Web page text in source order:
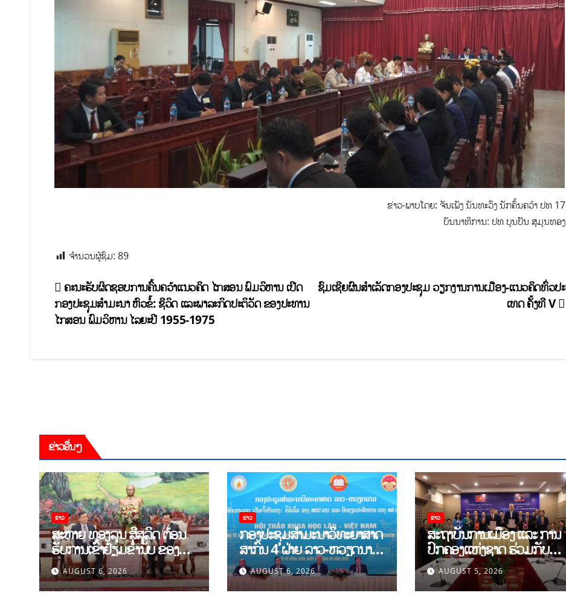
ຂ່າວ-ພາບໂດຍ: ຈັນເພັງ ນັນທະວົງ ນັກຄົ້ນຄວ້າ ປທ 17
ບັນນາທິການ: ປທ ບຸນປັນ ສຸມຸນທອງ
ຈຳນວນຜູ້ຊົມ: 89
ຊົມເຊີຍຜົນສຳເລັດກອງປະຊຸມ ວຽກ​ງານ​ການ​ເມືອງ​-ແນວ​ຄິດທົ່ວ​ປະ​
ເທດ ຄັ້ງ​ທີ V
ຄະນະຮັບຜິດຊອບການຄົ້ນຄວ້າແນວຄິດ ໄກສອນ ພົມວິຫານ ເປີດ
ກອງປະຊຸມສຳມະນາ ຫົວຂໍ້: ຊີວິດ ແລະພາລະກິດປະຕິວັດ ຂອງປະທານ
ໄກສອນ ພົມວິຫານ ໄລຍະປີ 1955-1975
ຂ່າວອື່ນໆ
ຂ່າວ
ສະຫາຍ ທອງລຸນ ສີສຸລິດ ຕ້ອນ
ຮັບການເຂົ້າຢ້ຽມຂຳ່ນັບ ຂອງ
ຄະນະຜູ້ແທນຂັ້ນສູງ ສະຖາບັນ
ການເມືອງແຫ່ງຊາດ ໂຮ່ຈີມິນ
ແລະ ສະຖາບັນບັນດິດ
AUGUST 6, 2026
ຂ່າວ
ກອງປະຊຸມສໍາມະນາວິທະຍາສາດ
ສາກົນ 4 ຝ່າຍ ລາວ-ຫວຽດນາມ
ຍົກສູງການຮ່ວມມືທາງດ້ານ
ທິດສະດີ ແລະ ພຶດຕິກໍາ ລາວ-
ຫວຽດນາມ ແນໃສ່ສ້າງ
AUGUST 6, 2026
ຂ່າວ
ສະຖາບັນການເມືອງ ແລະ ການ
ປົກຄອງແຫ່ງຊາດ ຮ່ວມກັບ
ສະຖາບັນ ບັນດິດວິທະຍາສາດ
ສັງຄົມ ຫວຽດນາມ ເຊັນບົດ
ບັນທຶກການຮ່ວມມືທາງດ້ານ
AUGUST 5, 2026